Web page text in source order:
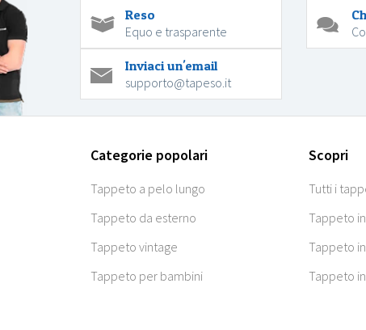
Reso
Equo e trasparente
Inviaci un'email
supporto@tapeso.it
Categorie popolari
Tappeto a pelo lungo
Tappeto da esterno
Tappeto vintage
Tappeto per bambini
Scopri
Tutti i
Tappeto
Tappeto
Tappeto